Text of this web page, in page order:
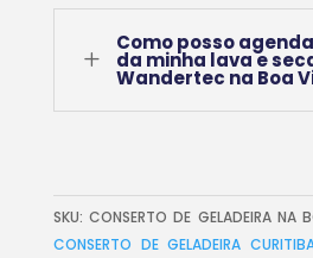
L
Como posso
da minha lava e
Wandertec na Boa
SKU:CONSERTO DE GELADEIRA NA
CONSERTO DE GELADEIRA